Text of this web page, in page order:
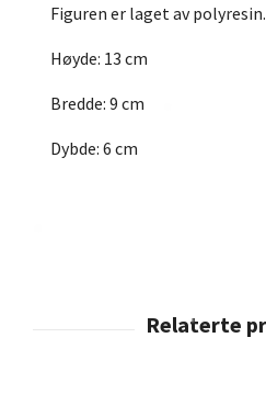
Figuren er laget av polyresin.
Høyde: 13 cm
Bredde: 9 cm
Dybde: 6 cm